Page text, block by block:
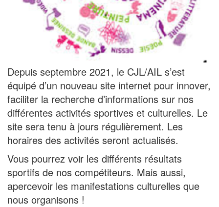
Depuis septembre 2021, le CJL/AIL s’est
équipé d’un nouveau site internet pour innover,
faciliter la recherche d’informations sur nos
différentes activités sportives et culturelles. Le
site sera tenu à jours régulièrement. Les
horaires des activités seront actualisés.
Vous pourrez voir les différents résultats
sportifs de nos compétiteurs. Mais aussi,
apercevoir les manifestations culturelles que
nous organisons !